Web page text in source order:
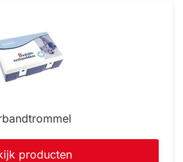
producten